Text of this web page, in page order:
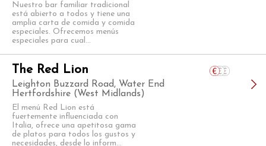
Nuestro bar familiar tradicional
está abierto a todos y tiene una
amplia carta de comida y comida
especiales. Ofrecemos menús
especiales para cual...
The Red Lion
Leighton Buzzard Road, Water End
Hertfordshire (West Midlands)
El menú Red Lion está
fuertemente influenciada con
Italia, ofrece una apetitosa gama
de platos para todos los gustos y
necesidades, desde lo inform...